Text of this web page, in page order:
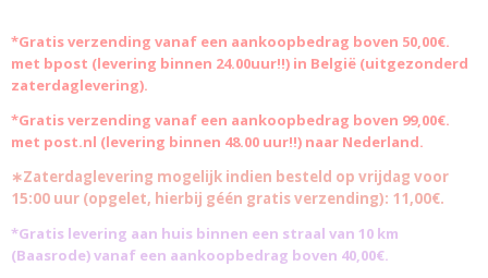
*Gratisverzending vanaf een aankoopbedrag boven 50,00€.
met bpost (levering binnen 24.00uur!!) in België (uitgezonderd
zaterdaglevering).
*Gratis verzending vanaf een aankoopbedrag boven 99,00€.
met post.nl (levering binnen 48.00 uur!!) naar Nederland.
∗Zaterdaglevering mogelijk indien besteld op vrijdag voor
15:00 uur (opgelet, hierbij géén gratis verzending): 11,00€.
*Gratis levering aan huis binnen een straal van 10 km
(Baasrode)vanaf een aankoopbedrag boven 40,00€.